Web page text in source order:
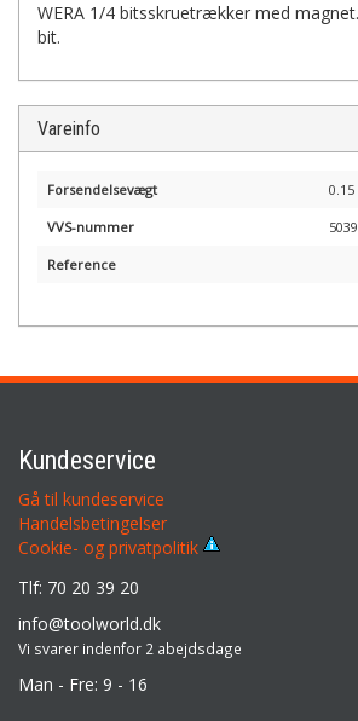
WERA 1/4 bitsskruetrækker med
bit.
Vareinfo
Forsendelsevægt 0.15
VVS-nummer
Reference
Kundeservice
Gå til kundeservice
Handelsbetingelser
Cookie- og privatpolitik
Tlf: 70 20 39 20
info@toolworld.dk
Vi svarer indenfor 2 abejdsdage
Man - Fre: 9 - 16